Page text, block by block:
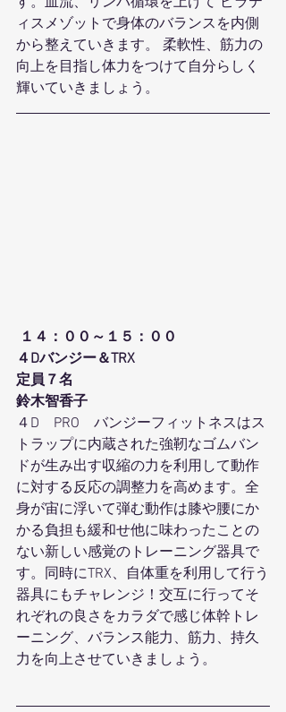
ィスメゾットで身体のバランスを内側
から整えていきます。 柔軟性、筋力の
向上を目指し体力をつけて自分らしく
輝いていきましょう。
１４：００～１５：００
４Dバンジー＆TRX
定員７名
鈴木智香子
４D　PRO　バンジーフィットネスはス
トラップに内蔵された強靭なゴムバン
ドが生み出す収縮の力を利用して動作
に対する反応の調整力を高めます。全
身が宙に浮いて弾む動作は膝や腰にか
かる負担も緩和せ他に味わったことの
ない新しい感覚のトレーニング器具で
す。同時にTRX、自体重を利用して行う
器具にもチャレンジ！交互に行ってそ
れぞれの良さをカラダで感じ体幹トレ
ーニング、バランス能力、筋力、持久
力を向上させていきましょう。